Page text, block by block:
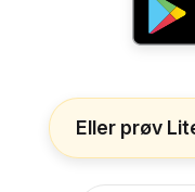
Eller prøv